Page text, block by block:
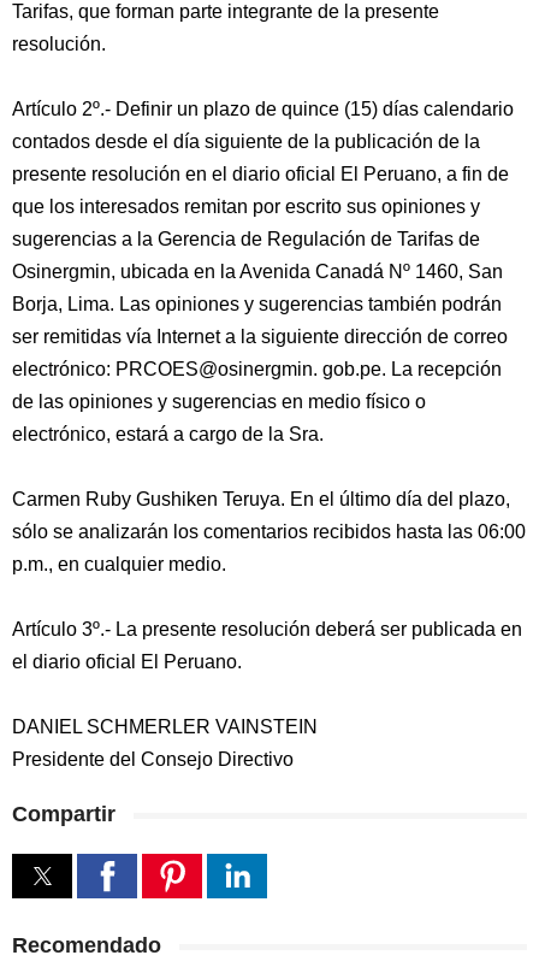
Tarifas, que forman parte integrante de la presente
resolución.
Artículo 2º.- Definir un plazo de quince (15) días calendario
contados desde el día siguiente de la publicación de la
presente resolución en el diario oficial El Peruano, a fin de
que los interesados remitan por escrito sus opiniones y
sugerencias a la Gerencia de Regulación de Tarifas de
Osinergmin, ubicada en la Avenida Canadá Nº 1460, San
Borja, Lima. Las opiniones y sugerencias también podrán
ser remitidas vía Internet a la siguiente dirección de correo
electrónico: PRCOES@osinergmin. gob.pe. La recepción
de las opiniones y sugerencias en medio físico o
electrónico, estará a cargo de la Sra.
Carmen Ruby Gushiken Teruya. En el último día del plazo,
sólo se analizarán los comentarios recibidos hasta las 06:00
p.m., en cualquier medio.
Artículo 3º.- La presente resolución deberá ser publicada en
el diario oficial El Peruano.
DANIEL SCHMERLER VAINSTEIN
Presidente del Consejo Directivo
Compartir
Recomendado